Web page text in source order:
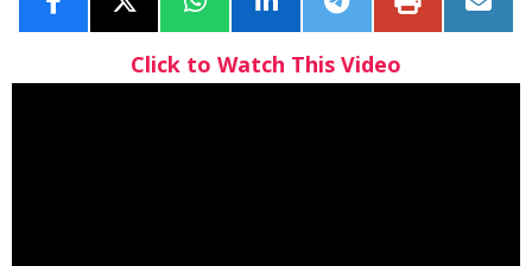
Click to Watch This Video